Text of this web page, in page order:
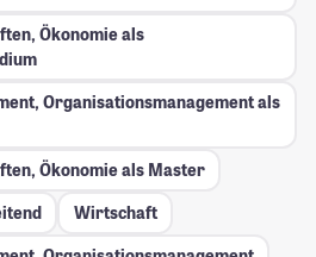
Ökonomie als
Organisationsmanagement als
Ökonomie als Master
Wirtschaft